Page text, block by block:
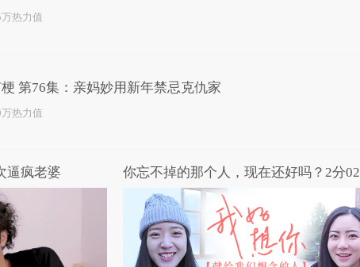
万热力值
第76集：亲妈妙用新年禁忌克仇家
万热力值
逼疯老婆